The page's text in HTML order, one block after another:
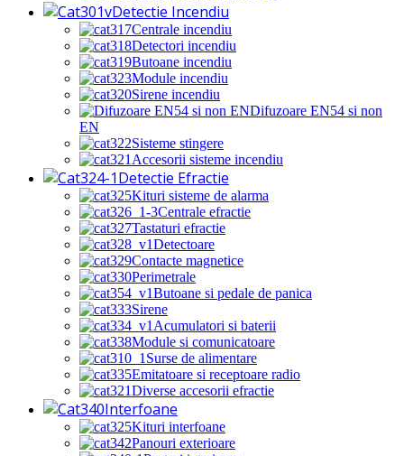
Detectie Incendiu
Centrale incendiu
Detectori incendiu
Butoane incendiu
Module incendiu
Sirene incendiu
Difuzoare EN54 si non
EN
Sisteme stingere
Accesorii sisteme incendiu
Detectie Efractie
Kituri sisteme de alarma
Centrale efractie
Tastaturi efractie
Detectoare
Contacte magnetice
Perimetrale
Butoane si pedale de panica
Sirene
Acumulatori si baterii
Module si comunicatoare
Surse de alimentare
Emitatoare si receptoare radio
Diverse accesorii efractie
Interfoane
Kituri interfoane
Panouri exterioare